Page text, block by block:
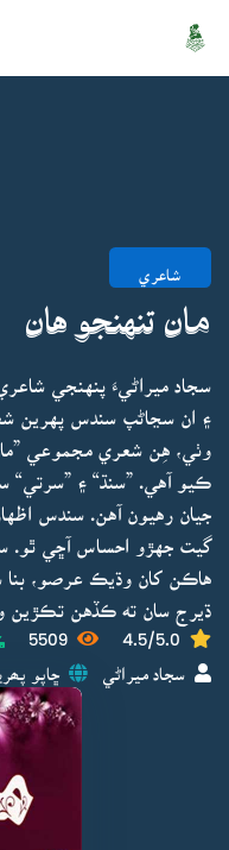
شاعري
مان تنهنجو هان
سجاد ميراڻيءَ پنهنجي
۽ ان سڃاڻپ سندس پهرين
وٺي، هِن شعري مجموعي ”مان
ڪيو آهي. ”سنڌ“ ۽ ”سرتي“
جيان رهيون آهن. سندس
گيت جهڙو احساس آڇي ٿو.
هاڪن کان وڌيڪ عرصو، بنا
ڌيرج سان ته ڪڏهن تڪڙين
4.5/5.0
5509
سجاد ميراڻي ڇاپو